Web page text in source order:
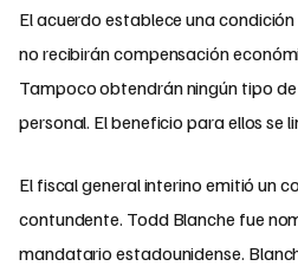
El acuerdo establece una
no recibirán compensación
Tampoco obtendrán ningún tipo
personal. El beneficio para ellos se
El fiscal general interino emitió un
contundente. Todd Blanche fue
mandatario estadounidense.